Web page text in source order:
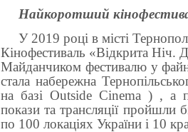
Найкоротший
У 2019 році в місті
Кінофестиваль «Відкрита Ніч.
Майданчиком фестивалю у
стала набережна
на базі Outside Cinema ) , а
покази татрансляції пройшли
по 100 локаціях України і 10